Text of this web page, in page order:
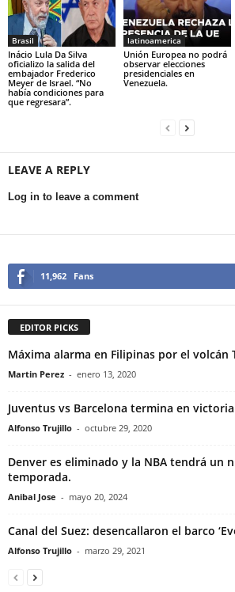
Brasil
Inácio Lula Da Silva
oficializo la salida del
embajador Frederico
Meyer de Israel. “No
había condiciones para
que regresara”.
latinoamerica
Unión Europea no podrá
observar elecciones
presidenciales en
Venezuela.
LEAVE A REPLY
Log in to leave a comment
11,962 Fans
EDITOR PICKS
Máxima alarma en Filipinas por el volcán
Martin Perez - enero 13, 2020
Juventus vs Barcelona termina en
Alfonso Trujillo - octubre 29, 2020
Denver es eliminado y la NBA tendrá un
temporada.
Anibal Jose - mayo 20, 2024
Canal del Suez: desencallaron el barco
Alfonso Trujillo - marzo 29, 2021